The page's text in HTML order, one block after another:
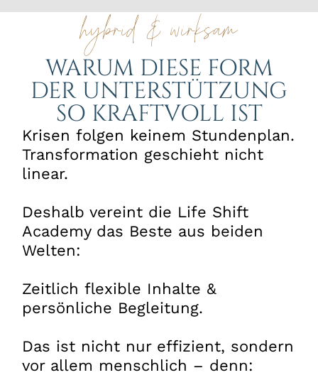
hybrid & wirksam
WARUM DIESE FORM
DER UNTERSTÜTZUNG
SO KRAFTVOLL IST
Krisen folgen keinem Stundenplan.
Transformation geschieht nicht
linear.
Deshalb vereint die Life Shift
Academy das Beste aus beiden
Welten:
Zeitlich flexible Inhalte &
persönliche Begleitung.
Das ist nicht nur effizient, sondern
vor allem menschlich – denn: